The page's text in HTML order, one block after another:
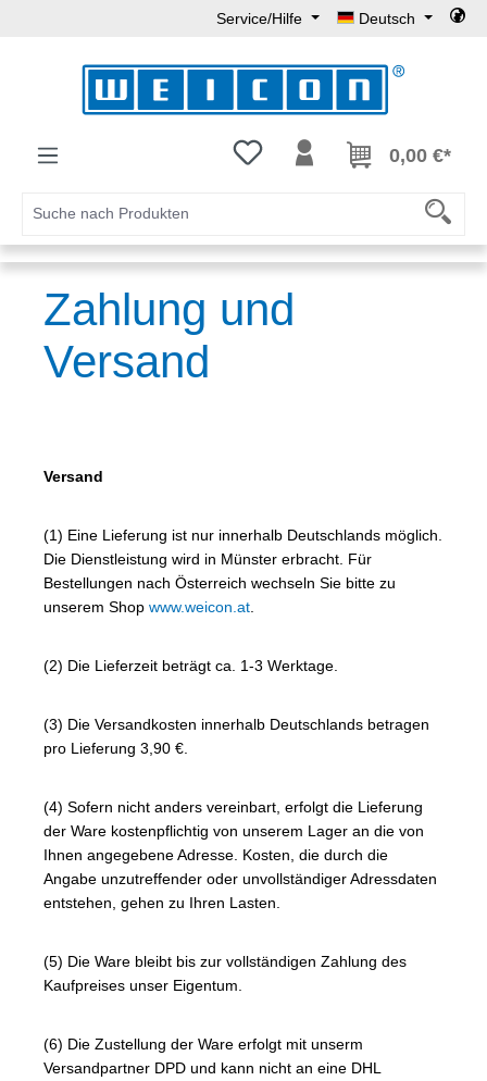
Service/Hilfe Deutsch
Du hast 0 Produkte auf dem
0,00 €*
Zahlung und
Versand
Versand
(1) Eine Lieferung ist nur innerhalb Deutschlands möglich.
Die Dienstleistung wird in Münster erbracht. Für
Bestellungen nach Österreich wechseln Sie bitte zu
unserem Shop www.weicon.at
(2) Die Lieferzeit beträgt ca. 1-3 Werktage.
(3) Die Versandkosten innerhalb Deutschlands betragen
pro Lieferung 3,90 €.
(4) Sofern nicht anders vereinbart, erfolgt die Lieferung
der Ware kostenpflichtig von unserem Lager an die von
Ihnen angegebene Adresse. Kosten, die durch die
Angabe unzutreffender oder unvollständiger Adressdaten
entstehen, gehen zu Ihren Lasten.
(5) Die Ware bleibt bis zur vollständigen Zahlung des
Kaufpreises unser Eigentum.
(6) Die Zustellung der Ware erfolgt mit unserm
Versandpartner DPD und kann nicht an eine DHL